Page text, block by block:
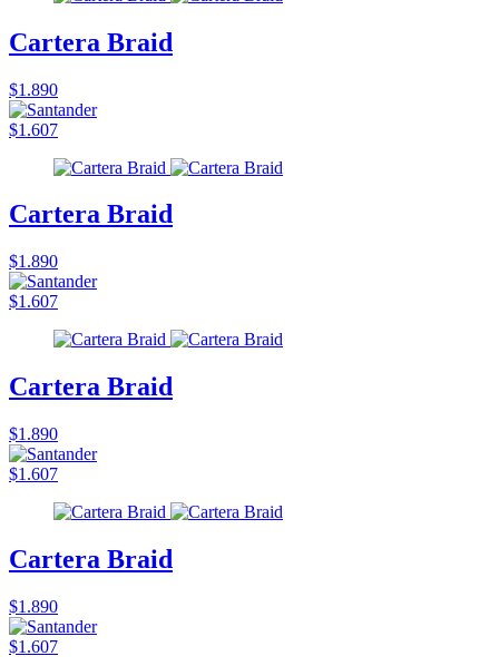
Cartera Braid
$1.890
$1.607
Cartera Braid
$1.890
$1.607
Cartera Braid
$1.890
$1.607
Cartera Braid
$1.890
$1.607